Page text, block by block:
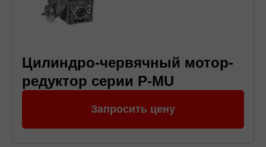
Цилиндро-червячный мотор-
редуктор серии P-MU
Запросить цену